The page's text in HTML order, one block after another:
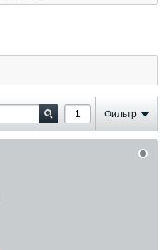
Фильтр